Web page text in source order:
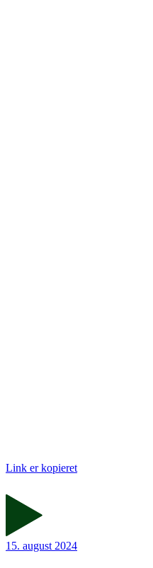
Link er kopieret
15. august 2024